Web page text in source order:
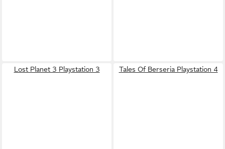
Lost Planet 3 Playstation 3 Tales Of Berseria Playstation 4